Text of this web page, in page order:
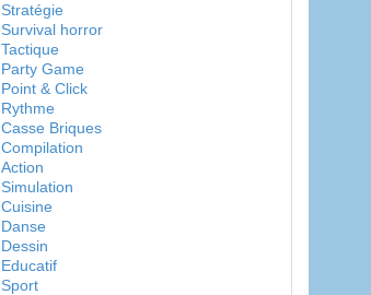
Stratégie
Survival horror
Tactique
Party Game
Point & Click
Rythme
Casse Briques
Compilation
Action
Simulation
Cuisine
Danse
Dessin
Educatif
Sport